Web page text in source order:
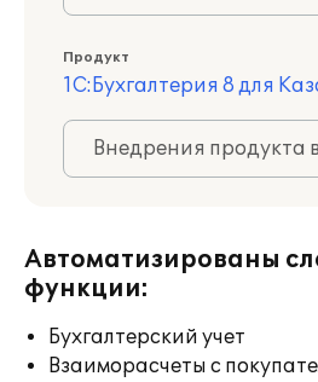
Продукт
1С:Бухгалтерия 8 для
Внедрения продукта
Автоматизированы
функции:
Бухгалтерский учет
Взаиморасчеты с